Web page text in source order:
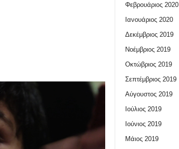
Φεβρουάριος 2020
Ιανουάριος 2020
Δεκέμβριος 2019
Νοέμβριος 2019
Οκτώβριος 2019
Σεπτέμβριος 2019
Αύγουστος 2019
Ιούλιος 2019
Ιούνιος 2019
Μάιος 2019